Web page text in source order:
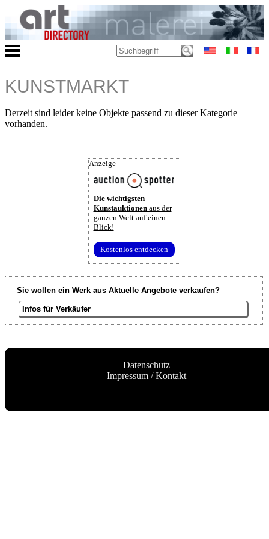
KUNSTMARKT
Derzeit sind leider keine Objekte passend zu dieser Kategorie
vorhanden.
Anzeige
Die wichtigsten
Kunstauktionenaus der
ganzen Welt auf einen
Blick!
Kostenlos entdecken
Sie wollen ein Werk aus Aktuelle Angebote verkaufen?
Infos für Verkäufer
Datenschutz
Impressum / Kontakt